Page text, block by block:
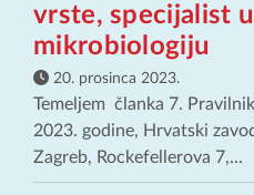
vrste, specijalist
mikrobiologiju
20. prosinca 2023.
Temeljem članka 7.
2023. godine, Hrvatski
Zagreb, Rockefellerova 7,...